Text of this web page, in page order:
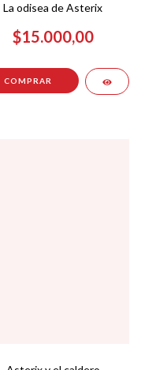
La odisea de Asterix
$15.000,00